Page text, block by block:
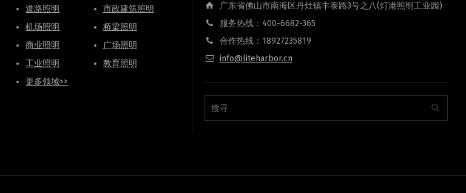
道路照明
市政建筑照明
机场照明
桥梁照明
商业照明
广场照明
工业照明
教育照明
更多领域>>
广东省佛山市南海区丹灶镇丰泰路3号之八(灯港照明工业园)
服务热线：400-6682-365
合作热线：18927235819
info@liteharbor.cn